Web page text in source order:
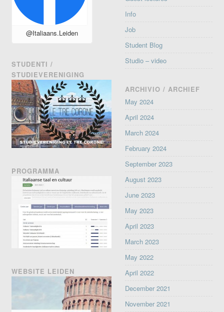
@Italiaans.Leiden
STUDENTI /
STUDIEVERENIGING
PROGRAMMA
WEBSITE LEIDEN
Info
Job
Student Blog
Studio – video
ARCHIVIO / ARCHIEF
May 2024
April 2024
March 2024
February 2024
September 2023
August 2023
June 2023
May 2023
April 2023
March 2023
May 2022
April 2022
December 2021
November 2021